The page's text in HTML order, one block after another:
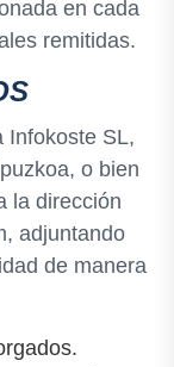
en cada
remitidas.
Infokoste SL,
o bien
la dirección
adjuntando
de manera